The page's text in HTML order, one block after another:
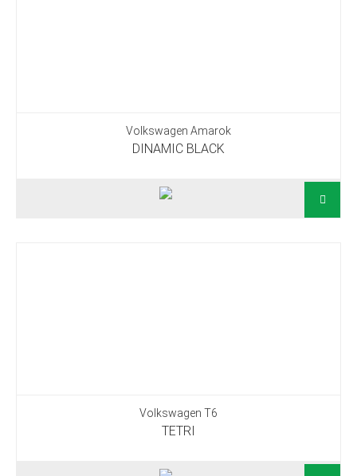
Volkswagen Amarok
DINAMIC BLACK
Volkswagen T6
TETRI